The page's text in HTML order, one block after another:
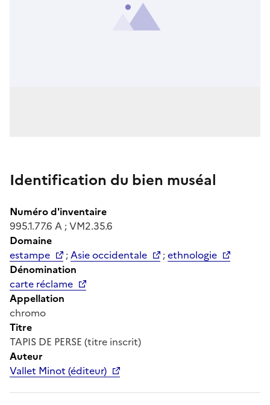
Identification du bien muséal
Numéro d'inventaire
995.1.77.6 A ; VM2.35.6
Domaine
estampe
;Asie occidentale ;ethnologie
Dénomination
carte réclame
Appellation
chromo
Titre
TAPIS DE PERSE (titre inscrit)
Auteur
Vallet Minot (éditeur)